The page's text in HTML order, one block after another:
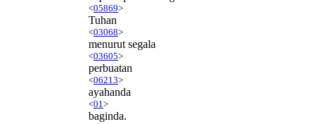
<05869>
Tuhan
<03068>
menurut segala
<03605>
perbuatan
<06213>
ayahanda
<01 >
baginda.